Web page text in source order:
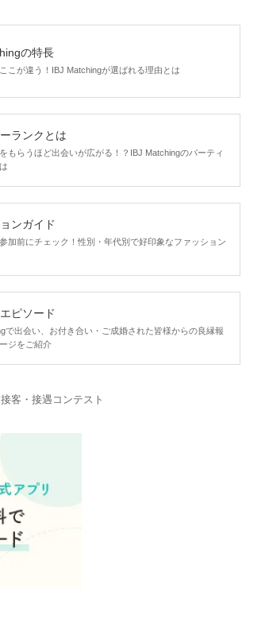
の特長
こが違う！IBJ Matchingが選ばれる理由とは
ランクとは
をもらうほど出会いが広がる！？IBJ Matchingのパーティ
ンガイド
加前にチェック！性別・年代別で好印象なファッション
ピソード
で出会い、お付き合い・ご成婚された皆様からの良縁報
ジをご紹介
接客・接遇コンテスト